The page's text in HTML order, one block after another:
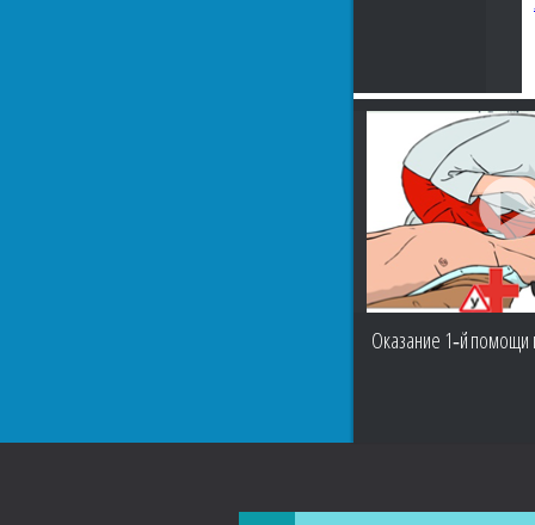
Оказание 1‑й помощи